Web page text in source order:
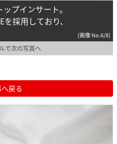
プインサート。
採用しており、
(画像 No.6/8)
で次の写真へ
戻る